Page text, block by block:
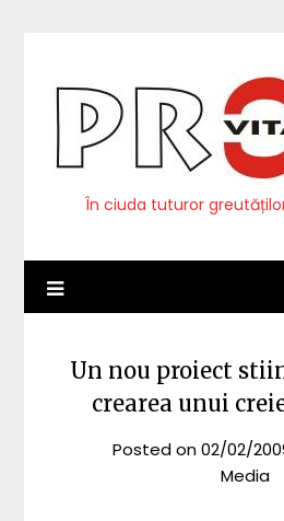
În ciuda tuturor
Un nou proiect
crearea unui
Posted on02/02/
Media